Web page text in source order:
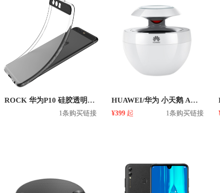
ROCK 华为P10 硅胶透明纤薄手机壳
1条购买链接
HUAWEI/华为 小天鹅 AM08 无线蓝牙音箱
¥399 起 1条购买链接